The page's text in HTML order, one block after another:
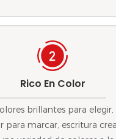
Rico En Color
brillantes para elegir,
para marcar, escritura